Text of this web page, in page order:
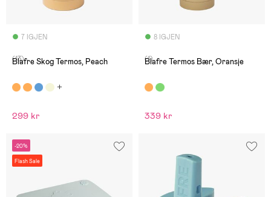
7 IGJEN
(13)
Blafre Skog Termos, Peach
299 kr
8 IGJEN
(1)
Blafre Termos Bær, Oransje
339 kr
-20%
Flash Sale